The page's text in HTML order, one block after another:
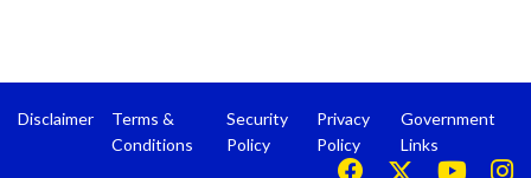
Disclaimer
Terms &
Conditions
Security
Policy
Privacy
Policy
Government
Links